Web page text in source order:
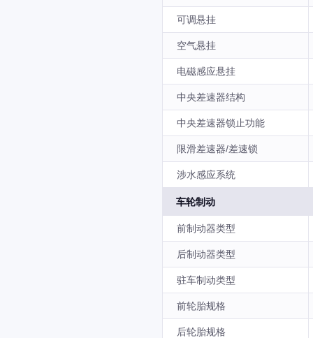
可调悬挂
空气悬挂
电磁感应悬挂
中央差速器结构
中央差速器锁止功能
限滑差速器/差速锁
涉水感应系统
车轮制动
前制动器类型
后制动器类型
驻车制动类型
前轮胎规格
后轮胎规格